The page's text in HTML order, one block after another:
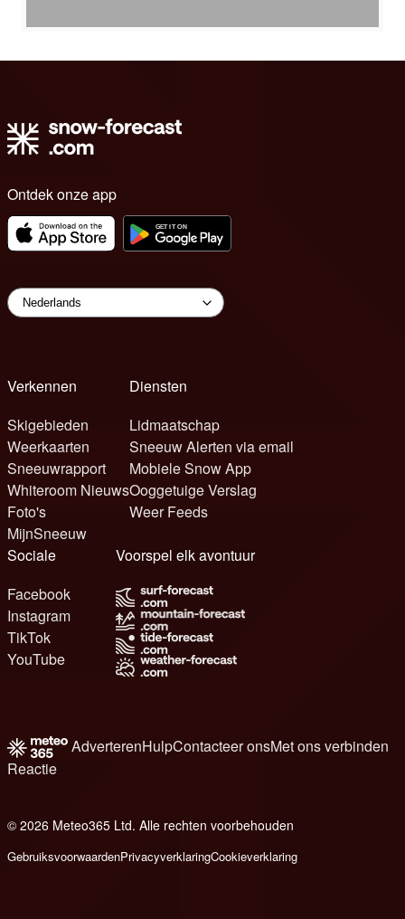
Ontdek onze app
Verkennen
Skigebieden
Weerkaarten
Sneeuwrapport
Whiteroom Nieuws
Foto's
MijnSneeuw
Diensten
Lidmaatschap
Sneeuw Alerten via email
Mobiele Snow App
Ooggetuige Verslag
Weer Feeds
Sociale
Facebook
Instagram
TikTok
YouTube
Voorspel elk avontuur
AdverterenHulpContacteer onsMet ons verbinden
Reactie
© 2026 Meteo365 Ltd. Alle rechten voorbehouden
GebruiksvoorwaardenPrivacyverklaringCookieverklaring